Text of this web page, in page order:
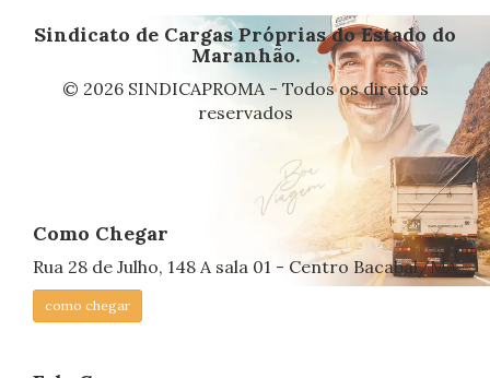
Sindicato de Cargas Próprias do Estado do
Maranhão.
© 2026 SINDICAPROMA - Todos os direitos
reservados
Como Chegar
Rua 28 de Julho, 148 A sala 01 - Centro Bacabal/MA
como chegar